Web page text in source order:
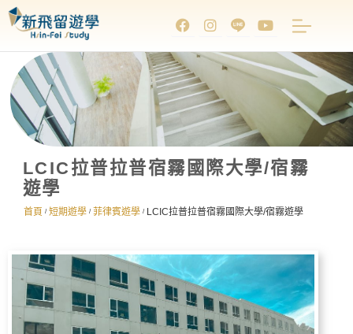
LCIC拉普拉普宿霧國際大學/宿霧
遊學
首頁 / 短期遊學 / 菲律賓遊學 / LCIC拉普拉普宿霧國際大學/宿霧遊學